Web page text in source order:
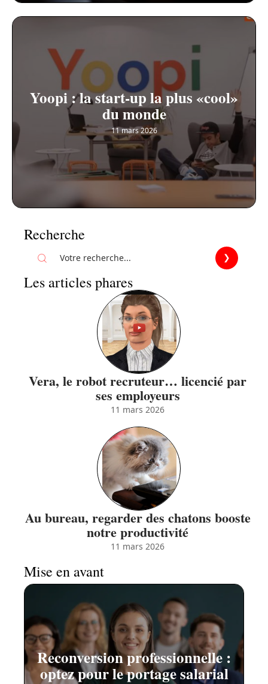
Yoopi : la start-up la plus «cool»
du monde
11 mars 2026
Recherche
Les articles phares
Vera, le robot recruteur… licencié par
ses employeurs
11 mars 2026
Au bureau, regarder des chatons booste
notre productivité
11 mars 2026
Mise en avant
Reconversion professionnelle :
optez pour le portage salarial